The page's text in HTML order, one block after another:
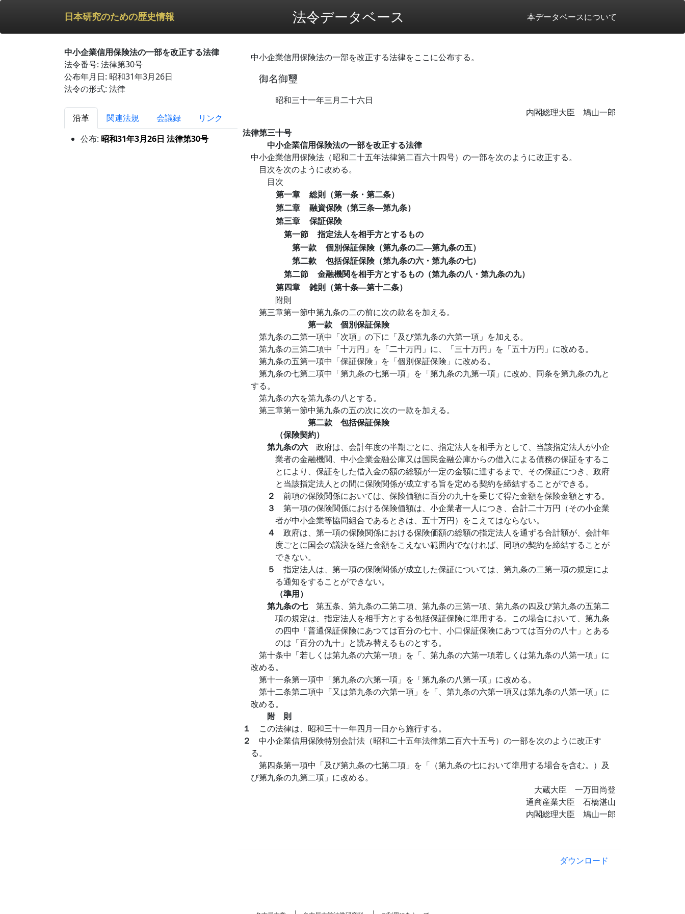
日本研究のための歴史情報 法令データベース 本データベースについて
中小企業信用保険法の一部を改正する法律
法令番号: 法律第30号
公布年月日: 昭和31年3月26日
法令の形式: 法律
沿革 関連法規 会議録
リンク
公布: 昭和31年3月26日 法律第30号
中小企業信用保険法の一部を改正する法律をここに公布する。
御名御璽
昭和三十一年三月二十六日
内閣総理大臣 鳩山一郎
法律第三十号
中小企業信用保険法の一部を改正する法律
中小企業信用保険法（昭和二十五年法律第二百六十四号）の一部を次のように改正する。
目次を次のように改める。
目次
第一章
総則（第一条・第二条）
第二章
融資保険（第三条―第九条）
第三章
保証保険
第一節
指定法人を相手方とするもの
第一款
個別保証保険（第九条の二―第九条の五）
第二款
包括保証保険（第九条の六・第九条の七）
第二節
金融機関を相手方とするもの（第九条の八・第九条の九）
第四章
雑則（第十条―第十二条）
附則
第三章第一節中第九条の二の前に次の款名を加える。
第一款 個別保証保険
第九条の二第一項中「次項」の下に「及び第九条の六第一項」を加える。
第九条の三第二項中「十万円」を「二十万円」に、「三十万円」を「五十万円」に改める。
第九条の五第一項中「保証保険」を「個別保証保険」に改める。
第九条の七第二項中「第九条の七第一項」を「第九条の九第一項」に改め、同条を第九条の九と
する。
第九条の六を第九条の八とする。
第三章第一節中第九条の五の次に次の一款を加える。
第二款 包括保証保険
（保険契約）
第九条の六 政府は、会計年度の半期ごとに、指定法人を相手方として、当該指定法人が小企
業者の金融機関、中小企業金融公庫又は国民金融公庫からの借入による債務の保証をするこ
とにより、保証をした借入金の額の総額が一定の金額に達するまで、その保証につき、政府
と当該指定法人との間に保険関係が成立する旨を定める契約を締結することができる。
２ 前項の保険関係においては、保険価額に百分の九十を乗じて得た金額を保険金額とする。
３ 第一項の保険関係における保険価額は、小企業者一人につき、合計二十万円（その小企業
者が中小企業等協同組合であるときは、五十万円）をこえてはならない。
４ 政府は、第一項の保険関係における保険価額の総額の指定法人を通ずる合計額が、会計年
度ごとに国会の議決を経た金額をこえない範囲内でなければ、同項の契約を締結することが
できない。
５ 指定法人は、第一項の保険関係が成立した保証については、第九条の二第一項の規定によ
る通知をすることができない。
（準用）
第九条の七 第五条、第九条の二第二項、第九条の三第一項、第九条の四及び第九条の五第二
項の規定は、指定法人を相手方とする包括保証保険に準用する。この場合において、第九条
の四中「普通保証保険にあつては百分の七十、小口保証保険にあつては百分の八十」とある
のは「百分の九十」と読み替えるものとする。
第十条中「若しくは第九条の六第一項」を「、第九条の六第一項若しくは第九条の八第一項」に
改める。
第十一条第一項中「第九条の六第一項」を「第九条の八第一項」に改める。
第十二条第二項中「又は第九条の六第一項」を「、第九条の六第一項又は第九条の八第一項」に
改める。
附 則
１ この法律は、昭和三十一年四月一日から施行する。
２ 中小企業信用保険特別会計法（昭和二十五年法律第二百六十五号）の一部を次のように改正す
る。
第四条第一項中「及び第九条の七第二項」を「（第九条の七において準用する場合を含む。）及
び第九条の九第二項」に改める。
大蔵大臣 一万田尚登
通商産業大臣 石橋湛山
内閣総理大臣 鳩山一郎
ダウンロード